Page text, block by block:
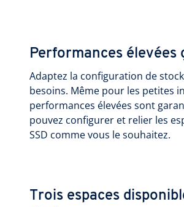
Performances élevées
Adaptez la configuration de
besoins. Même pour les petites
performances élevées sont
pouvez configurer et relier les
SSD comme vous le souhaitez.
Trois espaces